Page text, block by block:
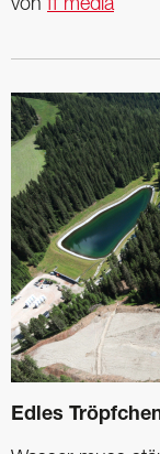
von ff media
Edles